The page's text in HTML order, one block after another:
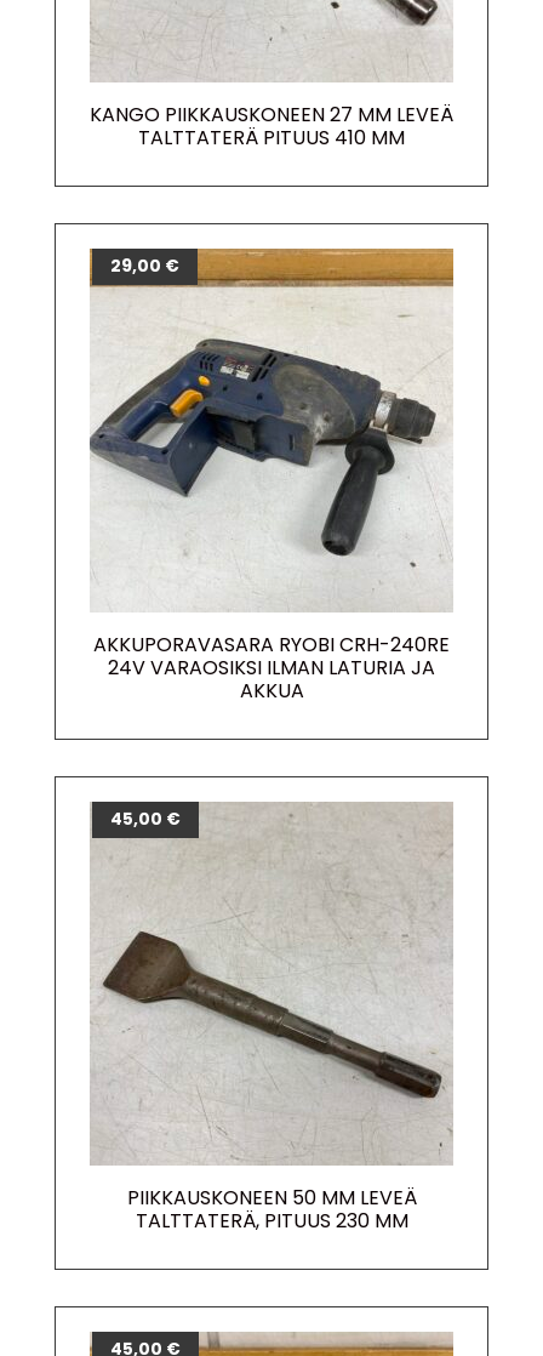
KANGO PIIKKAUSKONEEN 27 MM LEVEÄ
TALTTATERÄ PITUUS 410 MM
AKKUPORAVASARA RYOBI CRH-240RE
24V VARAOSIKSI ILMAN LATURIA JA
AKKUA
29,00 €
PIIKKAUSKONEEN 50 MM LEVEÄ
TALTTATERÄ, PITUUS 230 MM
45,00 €
45,00 €